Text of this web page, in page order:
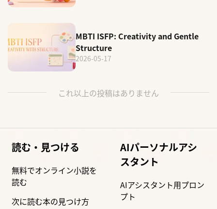
MBTI ISFP: Creativity and Gentle
Structure
2026-05-17
これ以上の投稿はありません
読む・見つける
無料でオンライン小説を
読む
次に読む本の見つけ方
AIパーソナルアシ
スタント
AIアシスタント用プロン
プト